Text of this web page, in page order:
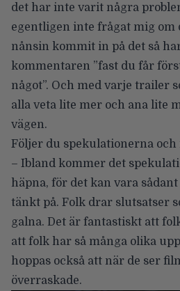
det har inte varit några
egentligen inte frågat mig om
nånsin kommit in på det så
kommentaren ”fast du får
något”. Och med varje trailer
alla veta lite mer och ana lite
vägen.
Följer du spekulationerna och
– Ibland kommer det
häpna, för det kan vara
tänkt på. Folk drar slutsatser
galna. Det är fantastiskt att
att folk har så många olika
hoppas också att när de ser
överraskade.